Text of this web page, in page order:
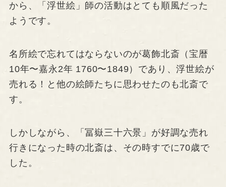
から、「浮世絵」師の活動はとても順風だった
ようです。
名所絵で忘れてはならないのが葛飾北斎（宝暦
10年〜嘉永2年 1760〜1849）であり、浮世絵が
売れる！と他の絵師たちに思わせたのも北斎で
す。
しかしながら、「冨嶽三十六景」が好調な売れ
行きになった時の北斎は、その時すでに70歳で
した。